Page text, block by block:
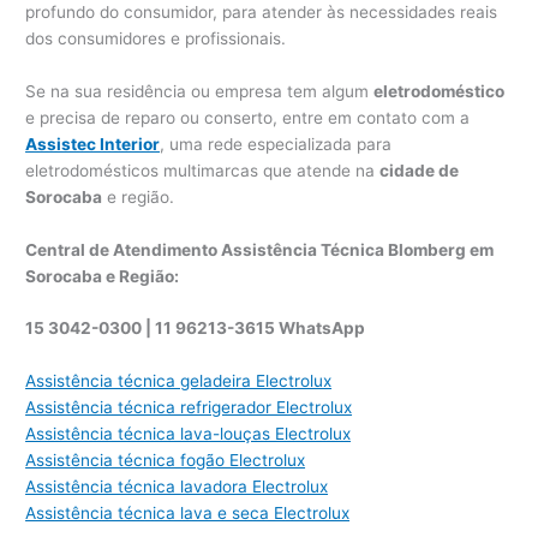
profundo do consumidor, para atender às necessidades reais
dos consumidores e profissionais.
Se na sua residência ou empresa tem algumeletrodoméstico
e precisa de reparo ou conserto, entre em contato com a
Assistec Interior, uma rede especializada para
eletrodomésticos multimarcas que atende nacidade de
Sorocaba e região.
Central de Atendimento Assistência Técnica Blomberg em
Sorocaba e Região:
15 3042-0300 | 11 96213-3615 WhatsApp
Assistência técnica geladeira Electrolux
Assistência técnica refrigerador Electrolux
Assistência técnica lava-louças Electrolux
Assistência técnica fogão Electrolux
Assistência técnica lavadora Electrolux
Assistência técnica lava e seca Electrolux